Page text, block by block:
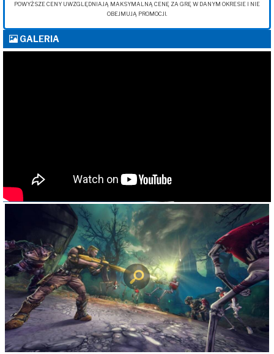
POWYŻSZE CENY UWZGLĘDNIAJĄ MAKSYMALNĄ CENĘ ZA GRĘ W DANYM OKRESIE I NIE
OBEJMUJĄ PROMOCJI.
GALERIA